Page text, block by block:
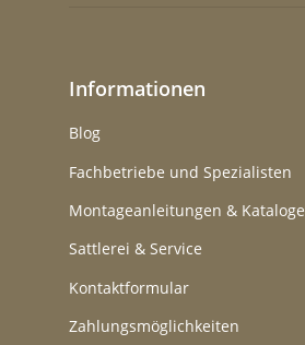
Informationen
Blog
Fachbetriebe und Spezialisten
Montageanleitungen & Kataloge
Sattlerei & Service
Kontaktformular
Zahlungsmöglichkeiten